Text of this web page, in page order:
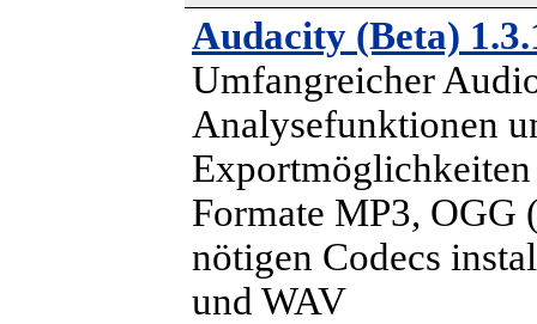
Audacity (Beta)
Umfangreicher
Analysefunktionen
Formate MP3, OGG
nötigen Codecs
und WAV